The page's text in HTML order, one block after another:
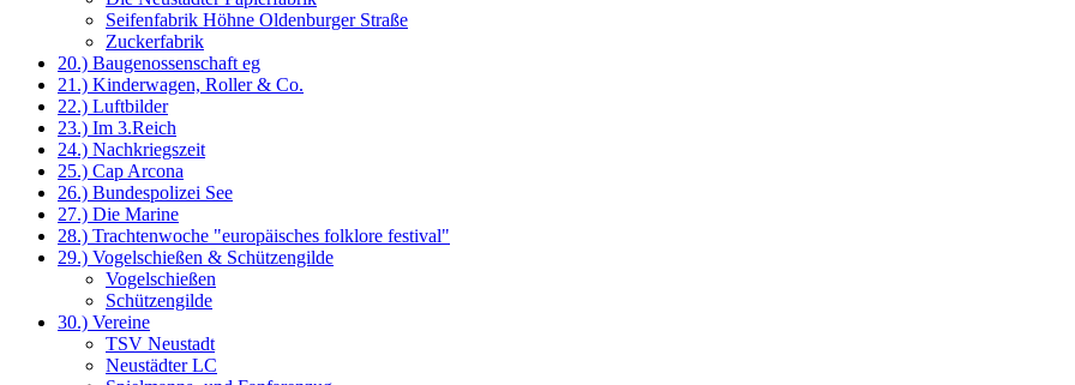
Seifenfabrik Höhne Oldenburger Straße
Zuckerfabrik
20.) Baugenossenschaft eg
21.) Kinderwagen, Roller & Co.
22.) Luftbilder
23.) Im 3.Reich
24.) Nachkriegszeit
25.) Cap Arcona
26.) Bundespolizei See
27.) Die Marine
28.) Trachtenwoche "europäisches folklore festival"
29.) Vogelschießen & Schützengilde
Vogelschießen
Schützengilde
30.) Vereine
TSV Neustadt
Neustädter LC